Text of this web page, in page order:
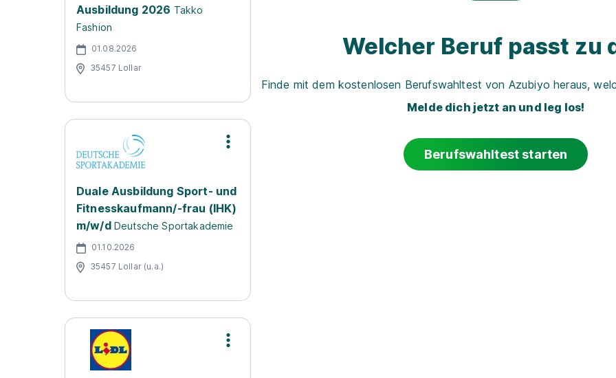
Ausbildung 2026 Takko
Fashion
01.08.2026
35457 Lollar
Duale Ausbildung Sport- und
Fitnesskaufmann/-frau (IHK)
m/w/d Deutsche Sportakademie
01.10.2026
35457 Lollar (u.a.)
Welcher Beruf passt zu
Finde mit dem kostenlosen Berufswahltest von Azubiyo heraus,
Melde dich jetzt an und leg los!
Berufswahltest starten